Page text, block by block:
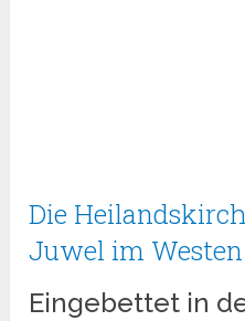
Die
Juwel im Westen
Eingebettet in